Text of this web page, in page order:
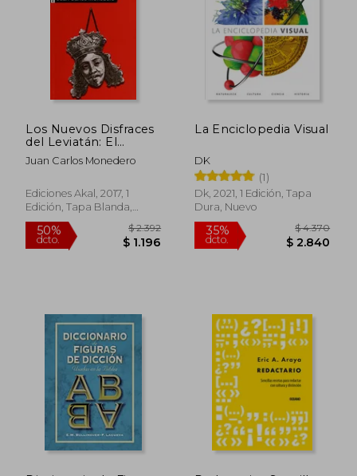
40% 40%
dcto.
50% 50%
Los Nuevos Disfraces
del Leviatán: El
Estado en la era de la
Hegemonía
Juan Carlos Monedero
Ediciones Akal, 2017, 1
Edición, Tapa Blanda,
Nuevo
La Enciclopedia Visual
DK
(1)
Dk, 2021, 1 Edición, Tapa
Dura, Nuevo